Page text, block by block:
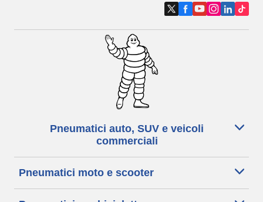
Pneumatici auto, SUV e veicoli
commerciali
Pneumatici moto e scooter